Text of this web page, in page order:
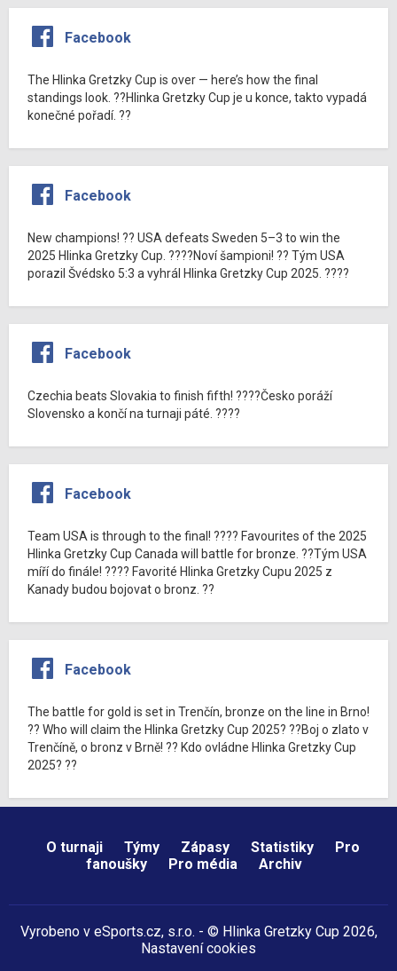
Facebook
The Hlinka Gretzky Cup is over — here’s how the final
standings look. ??Hlinka Gretzky Cup je u konce, takto vypadá
konečné pořadí. ??
Facebook
New champions! ?? USA defeats Sweden 5–3 to win the
2025 Hlinka Gretzky Cup. ????Noví šampioni! ?? Tým USA
porazil Švédsko 5:3 a vyhrál Hlinka Gretzky Cup 2025. ????
Facebook
Czechia beats Slovakia to finish fifth! ????Česko poráží
Slovensko a končí na turnaji páté. ????
Facebook
Team USA is through to the final! ???? Favourites of the 2025
Hlinka Gretzky Cup Canada will battle for bronze. ??Tým USA
míří do finále! ???? Favorité Hlinka Gretzky Cupu 2025 z
Kanady budou bojovat o bronz. ??
Facebook
The battle for gold is set in Trenčín, bronze on the line in Brno!
?? Who will claim the Hlinka Gretzky Cup 2025? ??Boj o zlato v
Trenčíně, o bronz v Brně! ?? Kdo ovládne Hlinka Gretzky Cup
2025? ??
O turnaji Týmy Zápasy Statistiky
Pro
fanoušky
Pro média Archiv
Vyrobeno v eSports.cz, s.r.o. - © Hlinka Gretzky Cup 2026,
Nastavení cookies